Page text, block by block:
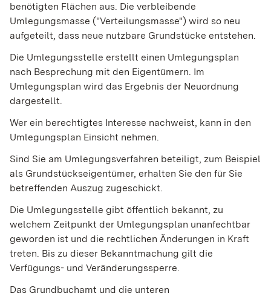
benötigten Flächen aus. Die verbleibende
Umlegungsmasse ("Verteilungsmasse") wird so neu
aufgeteilt, dass neue nutzbare Grundstücke entstehen.
Die Umlegungsstelle erstellt einen Umlegungsplan
nach Besprechung mit den Eigentümern. Im
Umlegungsplan wird das Ergebnis der Neuordnung
dargestellt.
Wer ein berechtigtes Interesse nachweist, kann in den
Umlegungsplan Einsicht nehmen.
Sind Sie am Umlegungsverfahren beteiligt, zum Beispiel
als Grundstückseigentümer, erhalten Sie den für Sie
betreffenden Auszug zugeschickt.
Die Umlegungsstelle gibt öffentlich bekannt, zu
welchem Zeitpunkt der Umlegungsplan unanfechtbar
geworden ist und die rechtlichen Änderungen in Kraft
treten. Bis zu dieser Bekanntmachung gilt die
Verfügungs- und Veränderungssperre.
Das Grundbuchamt und die unteren